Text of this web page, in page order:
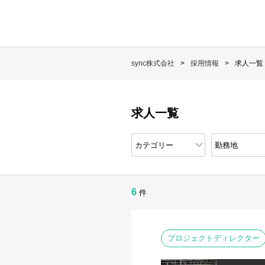
sync株式会社 採用情報 求人一覧
求人一覧
6 件
プロジェクトディレクター